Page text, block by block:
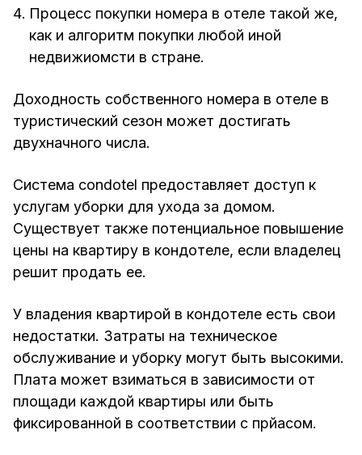
Процесс покупки номера в отеле такой же,
как и алгоритм покупки любой иной
недвижиомсти в стране.
Доходность собственного номера в отеле в
туристический сезон может достигать
двухначного числа.
Система condotel предоставляет доступ к
услугам уборки для ухода за домом.
Существует также потенциальное повышение
цены на квартиру в кондотеле, если владелец
решит продать ее.
У владения квартирой в кондотеле есть свои
недостатки. Затраты на техническое
обслуживание и уборку могут быть высокими.
Плата может взиматься в зависимости от
площади каждой квартиры или быть
фиксированной в соответствии с прйасом.